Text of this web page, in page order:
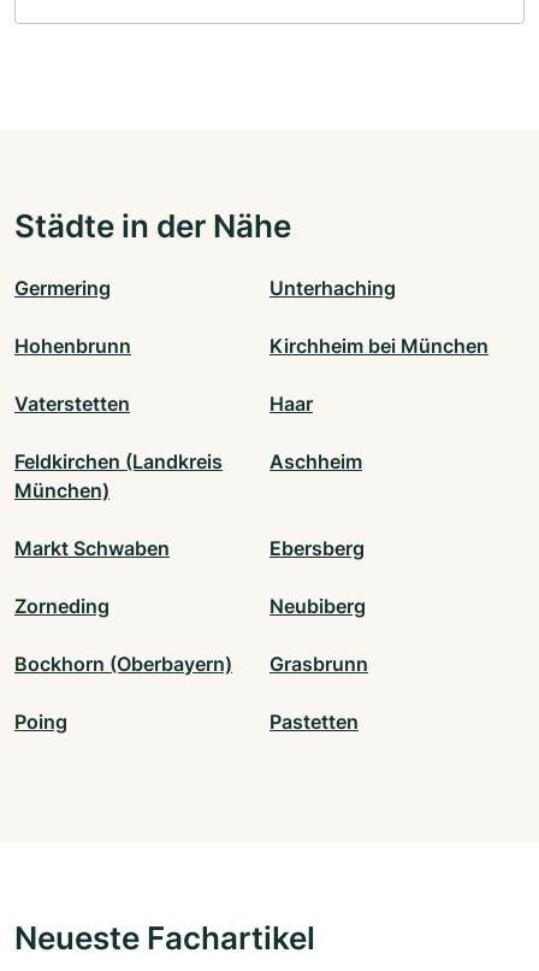
Städte in der Nähe
Germering Unterhaching
Hohenbrunn Kirchheim bei München
Vaterstetten Haar
Feldkirchen (Landkreis
München)
Aschheim
Markt Schwaben Ebersberg
Zorneding Neubiberg
Bockhorn (Oberbayern) Grasbrunn
Poing Pastetten
Neueste Fachartikel